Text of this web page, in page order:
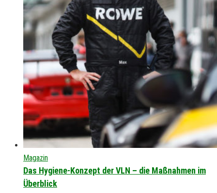
Magazin
Das Hygiene-Konzept der VLN – die Maßnahmen im
Überblick